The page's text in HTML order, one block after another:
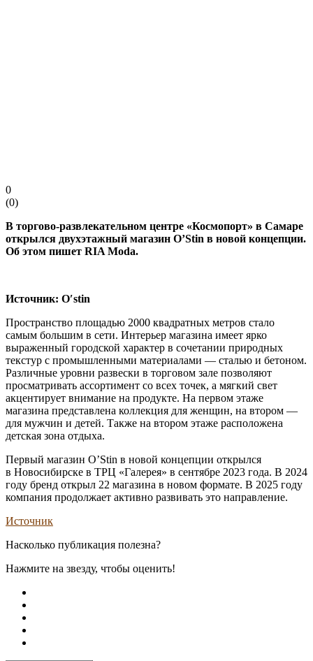
0
(0)
В торгово-развлекательном центре «Космопорт» в Самаре
открылся двухэтажный магазин O’Stin в новой концепции.
Об этом пишет RIA Moda.
Источник: O′stin
Пространство площадью 2000 квадратных метров стало
самым большим в сети. Интерьер магазина имеет ярко
выраженный городской характер в сочетании природных
текстур с промышленными материалами — сталью и бетоном.
Различные уровни развески в торговом зале позволяют
просматривать ассортимент со всех точек, а мягкий свет
акцентирует внимание на продукте. На первом этаже
магазина представлена коллекция для женщин, на втором —
для мужчин и детей. Также на втором этаже расположена
детская зона отдыха.
Первый магазин O’Stin в новой концепции открылся
в Новосибирске в ТРЦ «Галерея» в сентябре 2023 года. В 2024
году бренд открыл 22 магазина в новом формате. В 2025 году
компания продолжает активно развивать это направление.
Источник
Насколько публикация полезна?
Нажмите на звезду, чтобы оценить!